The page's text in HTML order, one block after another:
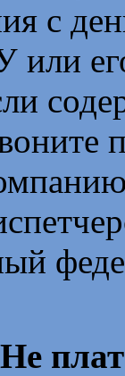
с
Не